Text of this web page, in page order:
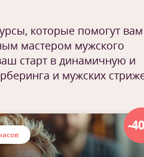
которые помогут вам
мастером мужского
старт в динамичную и
и мужских
-